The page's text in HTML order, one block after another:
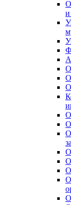
и